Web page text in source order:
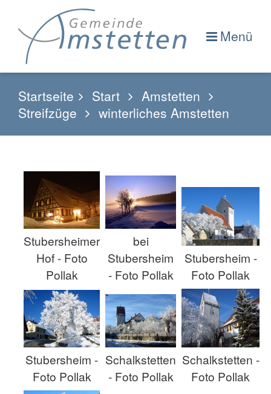
Menü
Startseite Start
Amstetten
Streifzüge
winterliches Amstetten
Stubersheimer
Hof - Foto
Pollak
bei
Stubersheim
- Foto Pollak
Stubersheim -
Foto Pollak
Stubersheim -
Foto Pollak
Schalkstetten
- Foto Pollak
Schalkstetten -
Foto Pollak